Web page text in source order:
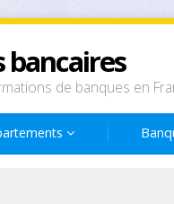
bancaires
de banques en